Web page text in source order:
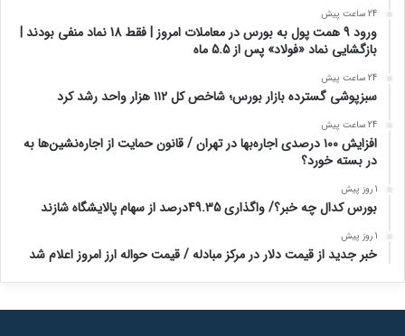
24 ساعت پیش
ورود 9 همت پول به بورس در معاملات امروز | فقط 18 نماد منفی بودند |
بازگشایی نماد «فولاد» پس از 5.5 ماه
24 ساعت پیش
سبزپوشی گسترده بازار بورس؛ شاخص کل ۱۱۲ هزار واحد رشد کرد
24 ساعت پیش
افزایش ۱۰۰ درصدی اجاره‌بها در تهران / قانون حمایت از اجاره‌نشین‌ها به
در بسته خورد؟
1 روز پیش
بورس کدال چه خبر؟/ واگذاری 49.35درصد از سهام پالایشگاه شازند
1 روز پیش
خبر جدید از قیمت دلار در مرکز مبادله / قیمت حواله ارز امروز اعلام شد